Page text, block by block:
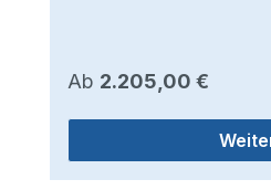
Regulärer Preis:
Ab 2.205,00 €